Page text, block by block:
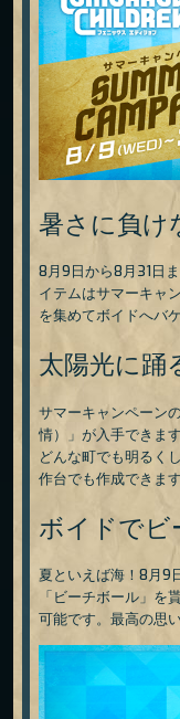
暑さに負け
8月9日から8月31日
イテムはサマーキャ
を集めてボイドへバ
太陽光に踊
サマーキャンペーン
情）」が入手できま
どんな町でも明るく
作台でも作成できます
ボイドでビ
夏といえば海！8月9
「ビーチボール」を
可能です。最高の思